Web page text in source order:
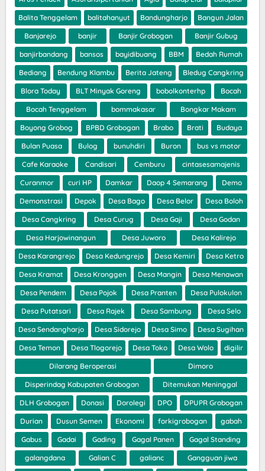
Balita Tenggelam balitahanyut Bandungharjo Bangun Jalan
Banjarejo banjir Banjir Grobogan Banjir Gubug
banjirbandang bansos bayidibuang BBM Bedah Rumah
Bediang Bendung Klambu Berita Jateng Bledug Cangkring
Blora Today BLT Minyak Goreng bobolkonterhp Bocah
Bocah Tenggelam bommakasar Bongkar Makam
Boyong Grobog BPBD Grobogan Brabo Brati Budaya
Bulan Puasa Bulog bunuhdiri Buron bus vs motor
Cafe Karaoke Candisari Cemburu cintasesamajenis
Curanmor curi HP Damkar Daop 4 Semarang Demo
Demonstrasi Depok Desa Bago Desa Belor Desa Boloh
Desa Cangkring Desa Curug Desa Gaji Desa Godan
Desa Harjowinangun Desa Juworo Desa Kalirejo
Desa Karangrejo Desa Kedungrejo Desa Kemiri Desa Ketro
Desa Kramat Desa Kronggen Desa Mangin Desa Menawan
Desa Pendem Desa Pojok Desa Pranten Desa Pulokulon
Desa Putatsari Desa Rajek Desa Sambung Desa Selo
Desa Sendangharjo Desa Sidorejo Desa Simo Desa Sugihan
Desa Temon Desa Tlogorejo Desa Toko Desa Wolo digilir
Dilarang Beroperasi Dimoro
Disperindag Kabupaten Grobogan Ditemukan Meninggal
DLH Grobogan Donasi Dorolegi DPO DPUPR Grobogan
Durian Dusun Semen Ekonomi forkigrobogan gabah
Gabus Gadai Gading Gagal Panen Gagal Standing
galangdana Galian C galianc Gangguan jiwa